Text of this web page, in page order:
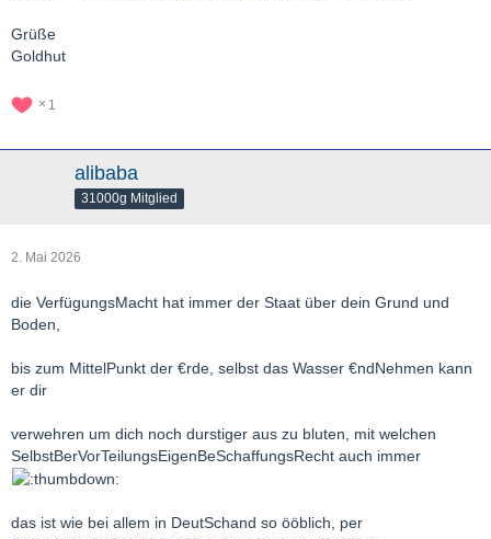
Grüße
Goldhut
1
alibaba
31000g Mitglied
2. Mai 2026
die VerfügungsMacht hat immer der Staat über dein Grund und
Boden,
bis zum MittelPunkt der €rde, selbst das Wasser €ndNehmen kann
er dir
verwehren um dich noch durstiger aus zu bluten, mit welchen
SelbstBerVorTeilungsEigenBeSchaffungsRecht auch immer
das ist wie bei allem in DeutSchand so ööblich, per